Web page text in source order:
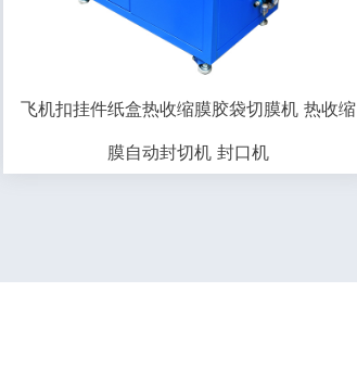
飞机扣挂件纸盒热收缩膜胶袋切膜机 热收缩
膜自动封切机 封口机